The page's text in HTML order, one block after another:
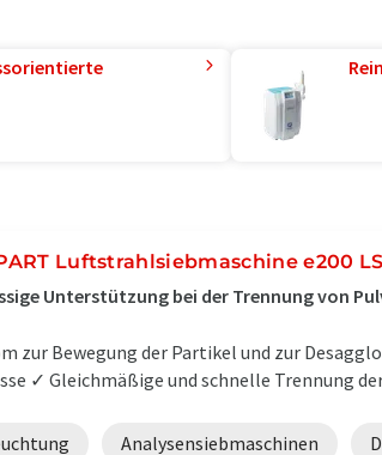
Luftstrahlsiebmaschine e200
Unterstützung bei der Trennung von
zur Bewegung der Partikel und zur
✓ Gleichmäßige und schnelle Trennung
Analysensiebmaschinen